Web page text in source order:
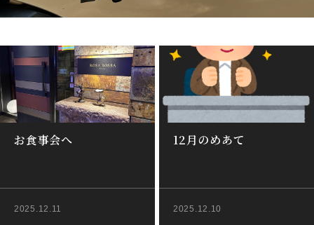
お食事会へ
2025.12.11
12月のめあて
2025.12.10